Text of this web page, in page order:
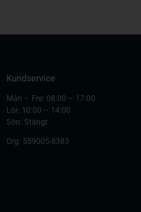
Kundservice
Mån – Fre: 08:00 – 17:00
Lör: 10:00 – 14:00
Sön: Stängt
Org: 559005-8383